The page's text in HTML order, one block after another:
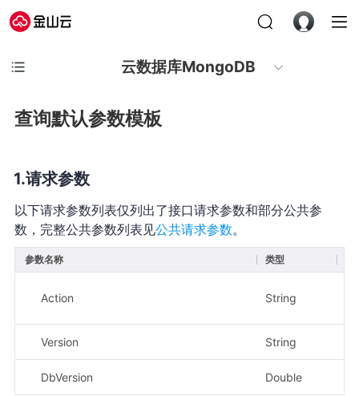
云数据库MongoDB
查询默认参数模板
请求参数
以下请求参数列表仅列出了接口请求参数和部分公共参
数，完整公共参数列表见公共请求参数。
参数名称 类型
Action String
Version String
DbVersion Double